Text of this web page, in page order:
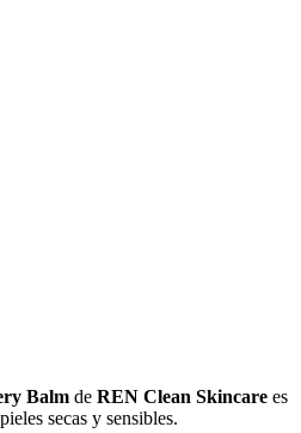
Balm de REN Clean Skincare es
secas y sensibles.